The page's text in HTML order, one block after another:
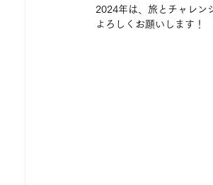
2024年は、旅とチャレン
よろしくお願いします！